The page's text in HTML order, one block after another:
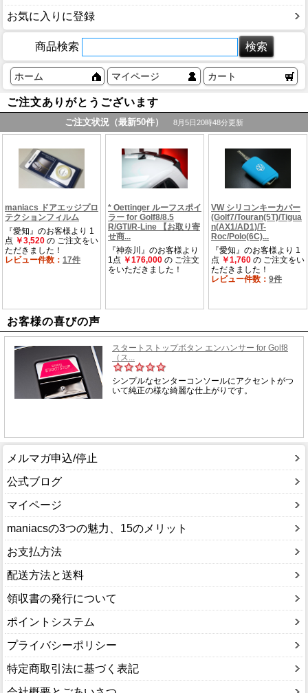
お気に入りに登録
商品検索
ホーム マイページ カート
ご注文ありがとうございます
お客様の喜びの声
メルマガ申込/停止
公式ブログ
マイページ
maniacsの3つの魅力、15のメリット
お支払方法
配送方法と送料
領収書の発行について
ポイントシステム
プライバシーポリシー
特定商取引法に基づく表記